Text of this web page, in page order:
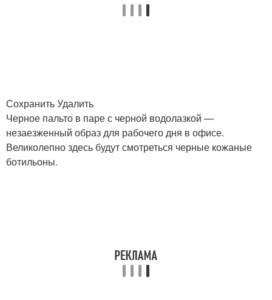
Сохранить Удалить
Черное пальто в паре с черной водолазкой —
незаезженный образ для рабочего дня в офисе.
Великолепно здесь будут смотреться черные кожаные
ботильоны.